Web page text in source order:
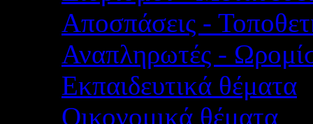
Αποσπάσεις -
Αναπληρωτές -
Εκπαιδευτικά θέματα
Οικονομικά θέματα